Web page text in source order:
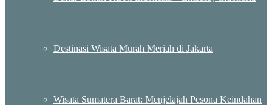
Destinasi Wisata Murah Meriah di Jakarta
Wisata Sumatera Barat: Menjelajah Pesona Keindahan